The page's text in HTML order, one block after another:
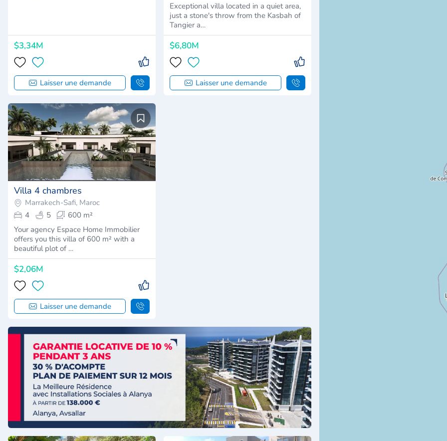
$3,34M
Laisser une demande
Exceptional villa located in a quiet area,
just a stone's throw from the Kasbah of
Tangier a…
$6,80M
Laisser une demande
Villa 4 chambres
Marrakech-Safi, Maroc
4
5
600 m²
Your agency Espace Home Immobilier
offers you this villa of 600 m² with a
beautiful plot of …
$2,06M
Laisser une demande